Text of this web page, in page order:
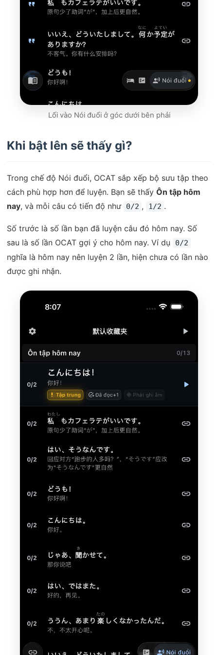
Lối vào Nói đuổi ở góc dưới bên phải
Khi bật lên sẽ thấy gì?
Trong chế độ Nói đuổi, OCAT sắp xếp bộ sưu tập theo
cách phù hợp hơn để luyện. Bạn sẽ thấy Ôn tập hôm
nay, và mỗi câu có tiến độ như 0/2 , 1/2 .
Số trước là số lần bạn đã luyện câu đó hôm nay. Số
sau là số lần OCAT gợi ý cho hôm nay. Ví dụ
0/2
nghĩa là hôm nay nên luyện 2 lần, hiện chưa có lần nào
được ghi nhận.